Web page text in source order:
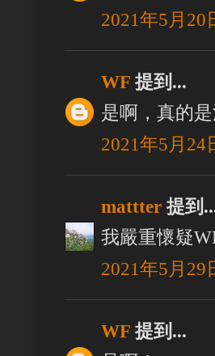
2021年5月20
WF 提到...
是啊，真的
2021年5月24
mattter 提到
我嚴重懷疑
2021年5月29
WF 提到...